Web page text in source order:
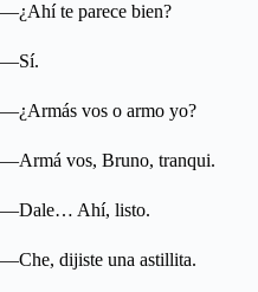
—¿Ahí te parece bien?
—Sí.
—¿Armás vos o armo yo?
—Armá vos, Bruno, tranqui.
—Dale… Ahí, listo.
—Che, dijiste una astillita.